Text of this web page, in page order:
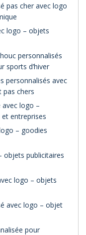
pas cher avec logo
logo – objets
personnalisés
sports d’hiver
personnalisés avec
pas chers
avec logo –
entreprises
– goodies
objets publicitaires
logo – objets
avec logo – objet
pour